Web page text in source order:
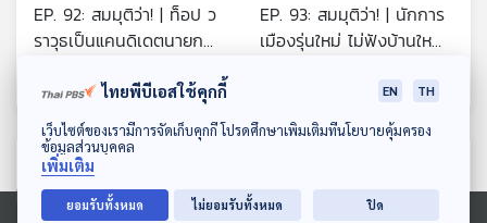
ดาวน์โหลด Thai PBS Podcast Application
EP. 92: สมมุติว่า! | ท็อป ว
ราวุธเป็นแคนดิเดตนายก
วงศ์ !
EP. 93: สมมุติว่า! | นักการ
เมืองรุ่นใหม่ ไม่ฟังบ้านใหญ่
ตอนที่เกี่ยวข้อง
ไทยพีบีเอสใช้คุกกี้ EN TH
เว็บไซต์ของเรามีการจัดเก็บคุกกี้ โปรดศึกษาเพิ่มเติมที่นโยบายคุ้มครอง
ข้อมูลส่วนบุคคล
เพิ่มเติม
ยอมรับทั้งหมด ไม่ยอมรับทั้งหมด ปิด